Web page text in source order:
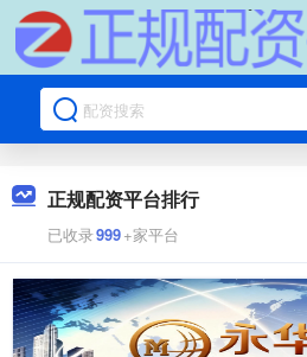
正规配资平台排行
已收录999+家平台